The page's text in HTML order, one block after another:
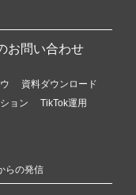
お問い合わせ
資料ダウンロード
ョン
TikTok運用
らの発信